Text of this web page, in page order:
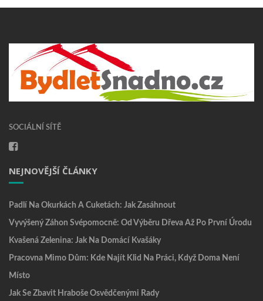
SOCIÁLNÍ SÍTĚ
NEJNOVĚJŠÍ ČLÁNKY
Padlí Na Okurkách A Cuketách: Jak Zasáhnout
Vyvýšený Záhon Svépomocně: Od Výběru Dřeva Až Po První Úrodu
Kvašená Zelenina: Jak Na Domácí Kvašáky
Pracovna Mimo Dům: Kde Najít Klid Na Práci, Když Doma Není
Místo
Jak Se Zbavit Hraboše Osvědčenými Rady